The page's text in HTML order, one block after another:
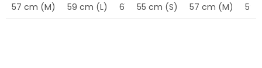
57 cm (M) 59 cm (L) 61 cm (XL)
55 cm (S) 57 cm (M) 59